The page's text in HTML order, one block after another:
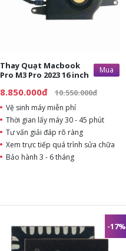
Thay Quạt Macbook
Pro M3 Pro 2023 16 inch
Mua
8.850.000đ 10.550.000đ
Vệ sinh máy miễn phí
Thời gian lấy máy 30 - 45 phút
Tư vấn giải đáp rõ ràng
Xem trực tiếp quá trình sửa chữa
Bảo hành 3 - 6 tháng
-17%